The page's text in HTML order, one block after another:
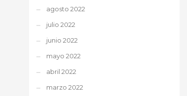
agosto 2022
julio 2022
junio 2022
mayo 2022
abril 2022
marzo 2022